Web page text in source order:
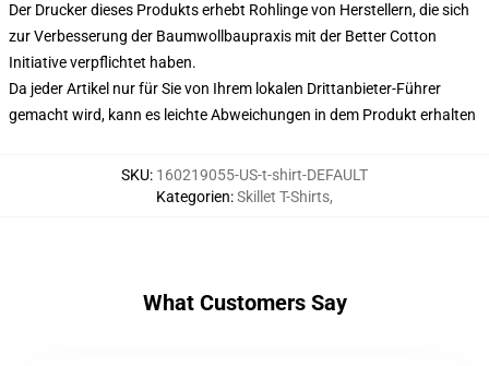
Der Drucker dieses Produkts erhebt Rohlinge von Herstellern, die sich
zur Verbesserung der Baumwollbaupraxis mit der Better Cotton
Initiative verpflichtet haben.
Da jeder Artikel nur für Sie von Ihrem lokalen Drittanbieter-Führer
gemacht wird, kann es leichte Abweichungen in dem Produkt erhalten
SKU: 160219055-US-t-shirt-DEFAULT
Kategorien:Skillet T-Shirts,
What Customers Say